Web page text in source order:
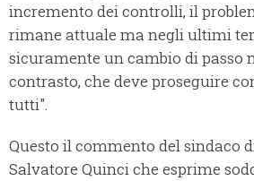
incremento dei controlli, il
rimane attuale ma negli ultimi
sicuramente un cambio di passo
contrasto, che deve proseguire
tutti".
Questo il commento del sindaco
Salvatore Quinci che esprime